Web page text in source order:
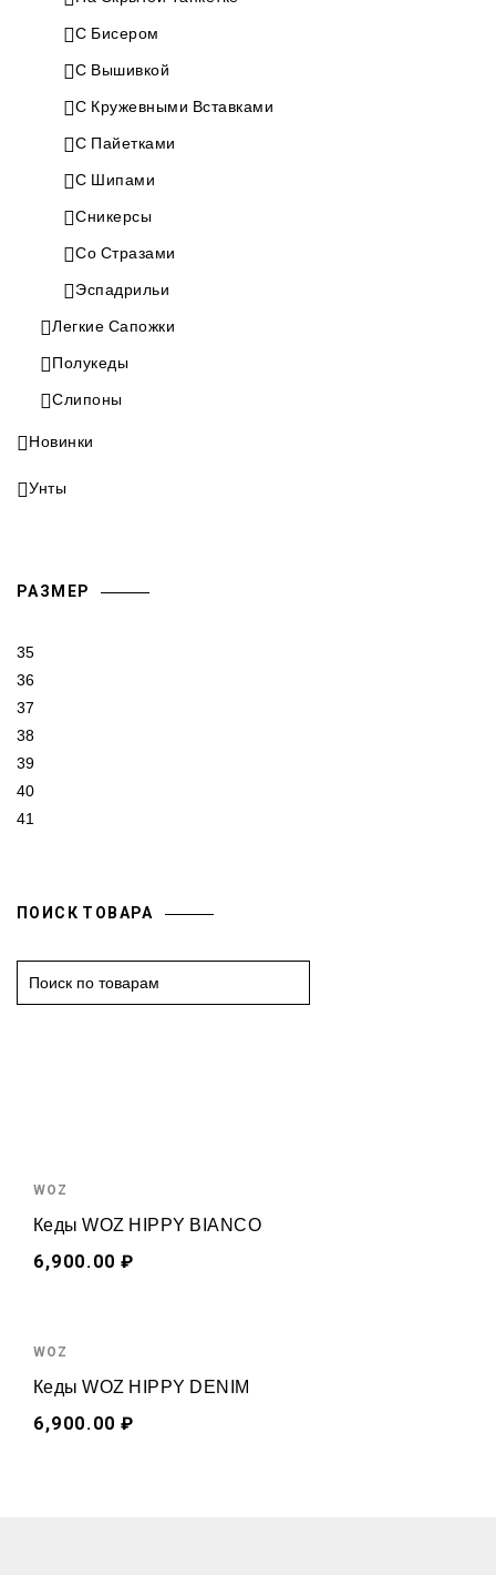
WOZ
Кеды WOZ HIPPY BIANCO
6,900.00 ₽
WOZ
Кеды WOZ HIPPY DENIM
6,900.00 ₽
С Бисером
С Вышивкой
С Кружевными Вставками
С Пайетками
С Шипами
Сникерсы
Со Стразами
Эспадрильи
Легкие Сапожки
Полукеды
Слипоны
Новинки
Унты
РАЗМЕР
35
36
37
38
39
40
41
ПОИСК ТОВАРА
e